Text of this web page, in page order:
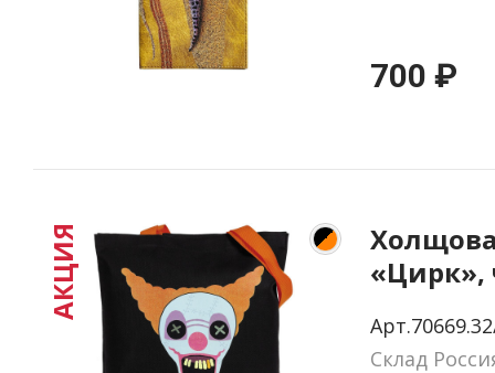
700 ₽
«Цирк»,
ручками
Склад
АКЦИЯ